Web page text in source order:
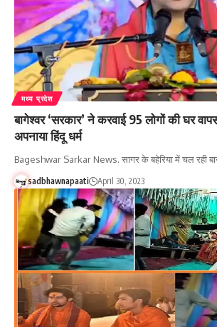
मध्य प्रदेश
बागेश्वर ‘सरकार’ ने करवाई 95 लोगों की घर
अपनाया हिंदू धर्म
Bageshwar Sarkar News. सागर के बहेरिया में चल रही
sadbhawnapaati April 30, 2023